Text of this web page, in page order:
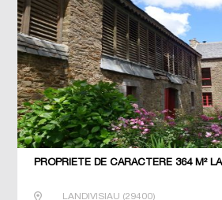
PROPRIETE DE CARACTERE 364 M²
LANDIVISIAU (29400)